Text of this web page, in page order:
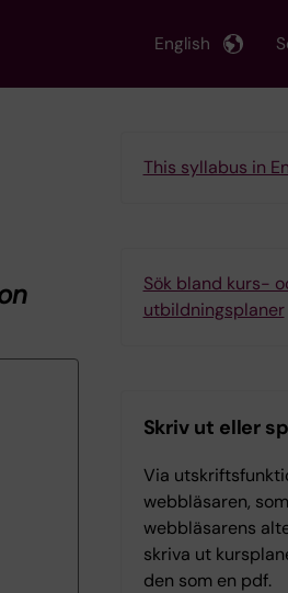
English
This syllabus in
Sök bland kurs-
utbildningsplaner
Skriv ut eller
Via
webbläsaren,
webbläsarens
skriva ut
den som en pdf.